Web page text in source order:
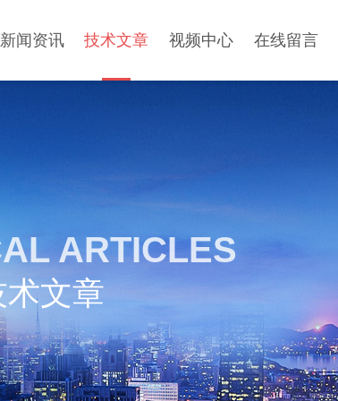
新闻资讯 技术文章 视频中心 在线留言
ARTICLES
术文章